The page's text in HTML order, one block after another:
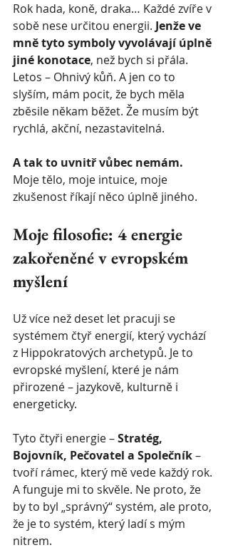
Rok hada, koně, draka… Každé zvíře v
sobě nese určitou energii. Jenže ve
mně tyto symboly vyvolávají úplně
jiné konotace, než bych si přála.
Letos – Ohnivý kůň. A jen co to
slyším, mám pocit, že bych měla
zběsile někam běžet. Že musím být
rychlá, akční, nezastavitelná.
A tak to uvnitř vůbec nemám.
Moje tělo, moje intuice, moje
zkušenost říkají něco úplně jiného.
Moje filosofie: 4 energie
zakořeněné v evropském
myšlení
Už více než deset let pracuji se
systémem čtyř energií, který vychází
z Hippokratových archetypů. Je to
evropské myšlení, které je nám
přirozené – jazykově, kulturně i
energeticky.
Tyto čtyři energie – Stratég,
Bojovník, Pečovatel a Společník –
tvoří rámec, který mě vede každý rok.
A funguje mi to skvěle. Ne proto, že
by to byl „správný“ systém, ale proto,
že je to systém, který ladí s mým
nitrem.